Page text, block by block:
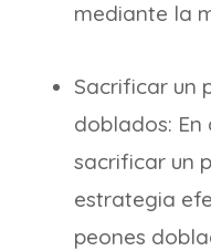
mediante la
Sacrificar un
doblados: En
sacrificar un
estrategia
peones